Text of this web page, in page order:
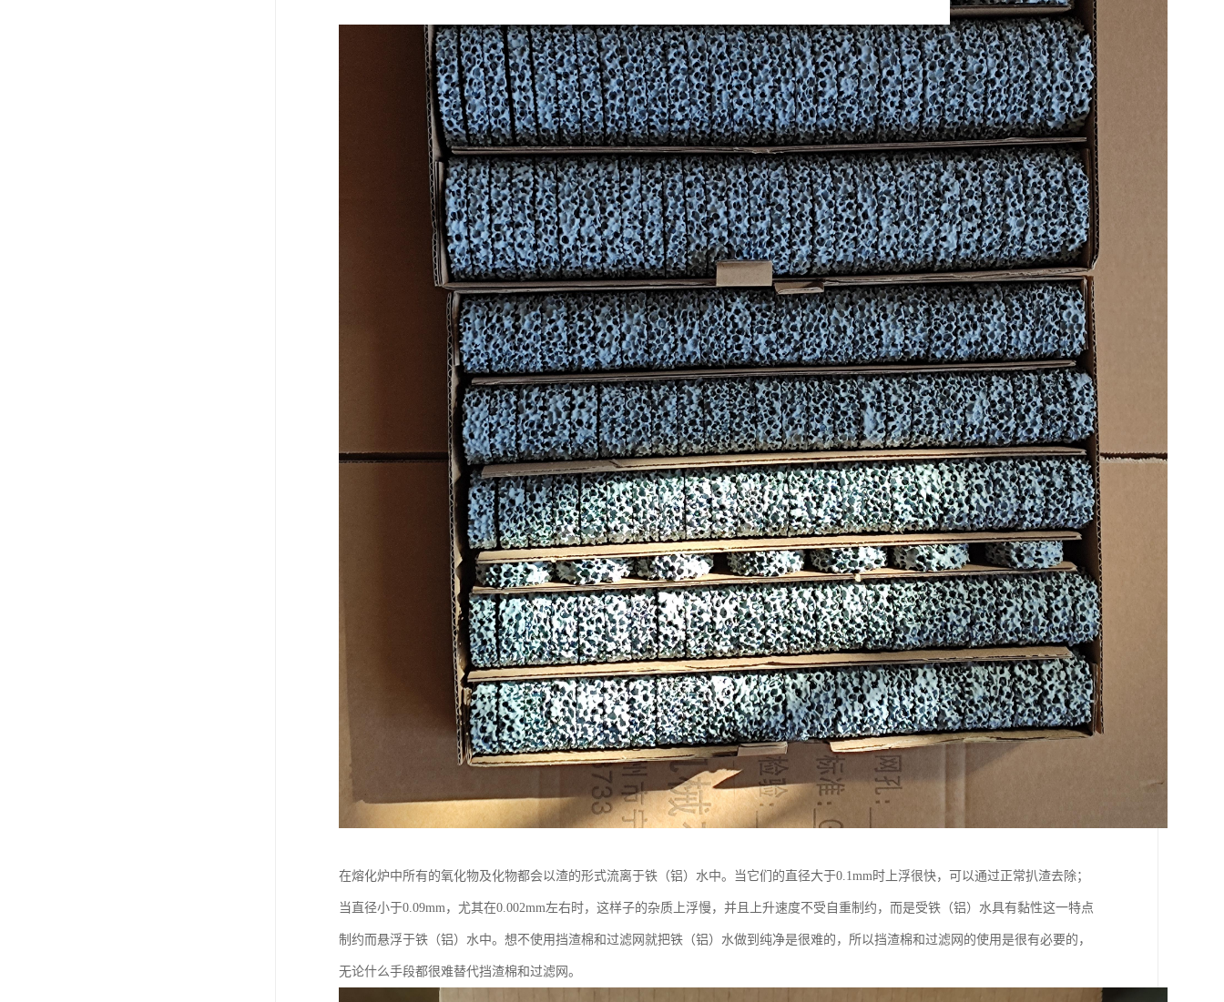
在熔化炉中所有的氧化物及化物都会以渣的形式流离于铁（铝）水中。当它们的直径大于0.1mm时上浮很快，可以通过正常扒渣去除；
当直径小于0.09mm，尤其在0.002mm左右时，这样子的杂质上浮慢，并且上升速度不受自重制约，而是受铁（铝）水具有黏性这一特点
制约而悬浮于铁（铝）水中。想不使用挡渣棉和过滤网就把铁（铝）水做到纯净是很难的，所以挡渣棉和过滤网的使用是很有必要的，
无论什么手段都很难替代挡渣棉和过滤网。